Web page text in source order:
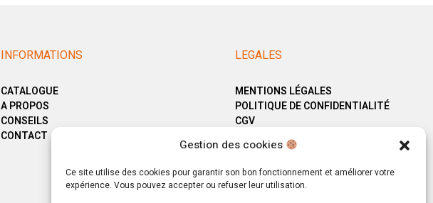
Gestion des cookies
Ce site utilise des cookies pour garantir son bon fonctionnement et améliorer votre
expérience. Vous pouvez accepter ou refuser leur utilisation.
INFORMATIONS
CATALOGUE
A PROPOS
CONSEILS
CONTACT
LEGALES
MENTIONS LÉGALES
POLITIQUE DE CONFIDENTIALITÉ
CGV